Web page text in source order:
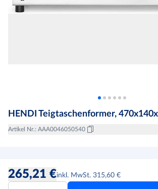
HENDI Teigtaschenformer,
Artikel Nr.: AAA0046050540
265,21 €inkl. MwSt. 315,60 €